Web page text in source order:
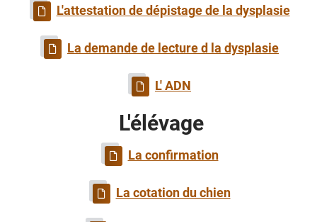
L'attestation de dépistage de la dysplasie
La demande de lecture d la dysplasie
L' ADN
L'élévage
La confirmation
La cotation du chien